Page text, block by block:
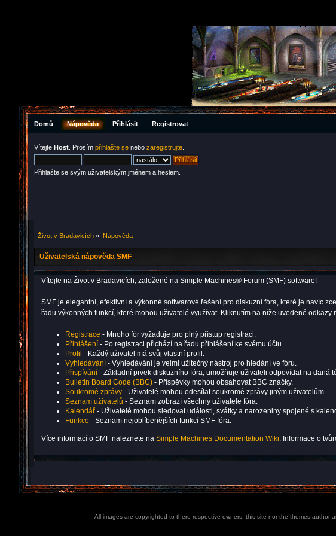
Domů Nápověda Přihlásit Registrovat
Vítejte Host . Prosím přihlašte se nebo zaregistrujte
Přihlašte se svým uživatelským jménem a heslem.
Život v Bradavicích » Nápověda
Uživatelská nápověda SMF
Vítejte na Život v Bradavicích, založené na Simple Machines® Forum (SMF) software!
SMF je elegantní, efektivní a výkonné softwarové řešení pro diskuzní fóra, které je navíc
řadu výkonných funkcí, které mohou uživatelé využívat. Kliknutím na níže uvedené
Registrace - Mnoho fór vyžaduje pro plný přístup registraci.
Přihlášení - Po registraci přichází na řadu přihlášení ke svému účtu.
Profil - Každý uživatel má svůj vlastní profil.
Vyhledávání - Vyhledávání je velmi užitečný nástroj pro hledání ve fóru.
Přispívání - Základní prvek diskuzního fóra, umožňuje uživateli odpovídat na daná
Bulletin Board Code (BBC)- Příspěvky mohou obsahovat BBC značky.
Soukromé zprávy - Uživatelé mohou odesílat soukromé zprávy jiným uživatelům.
Seznam uživatelů - Seznam zobrazí všechny uživatele fóra.
Kalendář - Uživatelé mohou sledovat události, svátky a narozeniny spojené s
Funkce - Seznam nejoblíbenějších funkcí SMF fóra.
Více informací o SMF naleznete naSimple Machines Documentation Wiki . Informace o
All images are copyrighted to there respective owners, this site nor the themes author